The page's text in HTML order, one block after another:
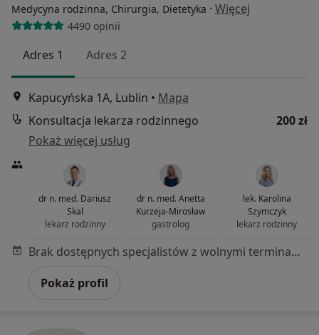
Medycyna rodzinna, Chirurgia, Dietetyka · Więcej
4490 opinii
Adres 1 Adres 2
Kapucyńska 1A, Lublin • Mapa
Konsultacja lekarza rodzinnego
200 zł
Pokaż więcej usług
dr n. med. Dariusz
Skal
lekarz rodzinny
dr n. med. Anetta
Kurzeja-Mirosław
gastrolog
lek. Karolina
Szymczyk
lekarz rodzinny
Brak dostępnych specjalistów z wolnymi terminami w tym centrum medycznym.
Pokaż profil